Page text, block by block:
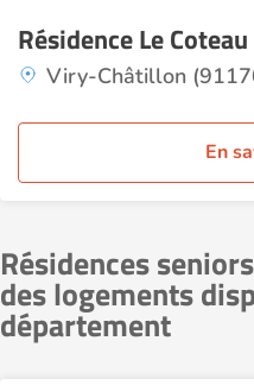
Résidence Le Coteau
Viry-Châtillon
En
Résidences
des logements
département